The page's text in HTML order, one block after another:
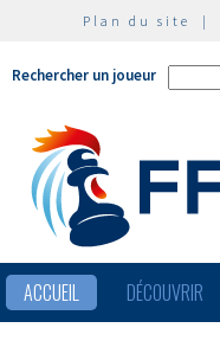
Plan du site |
Rechercher un joueur
ACCUEIL DÉCOUVRIR